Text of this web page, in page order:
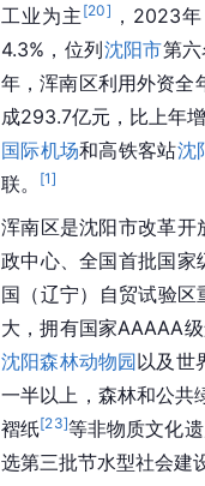
工业为主 [20] ，2023
4.3%，位列沈阳市第
年，浑南区利用外资全
成293.7亿元，比上年
国际机场和高铁客站沈
联。
[1]
浑南区是沈阳市改革开
政中心、全国首批国家
国（辽宁）自贸试验区
大，拥有国家AAAAA
沈阳森林动物园以及世
一半以上，森林和公共
褶纸[23]等非物质文化
选第三批节水型社会建